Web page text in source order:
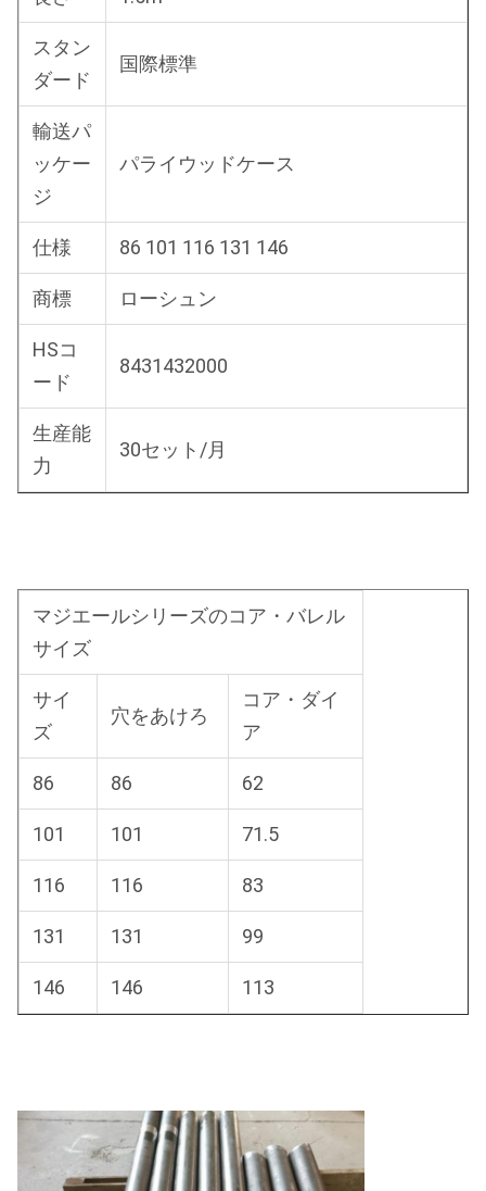
スタン
ダード
国際標準
輸送パ
ッケー
ジ
パライウッドケース
仕様 86 101 116 131 146
商標 ローシュン
HSコ
ード
8431432000
生産能
力
30セット/月
マジエールシリーズのコア・バレル
サイズ
サイ
ズ
穴をあけろ
コア・ダイ
ア
86 86 62
101 101 71.5
116 116 83
131 131 99
146 146 113